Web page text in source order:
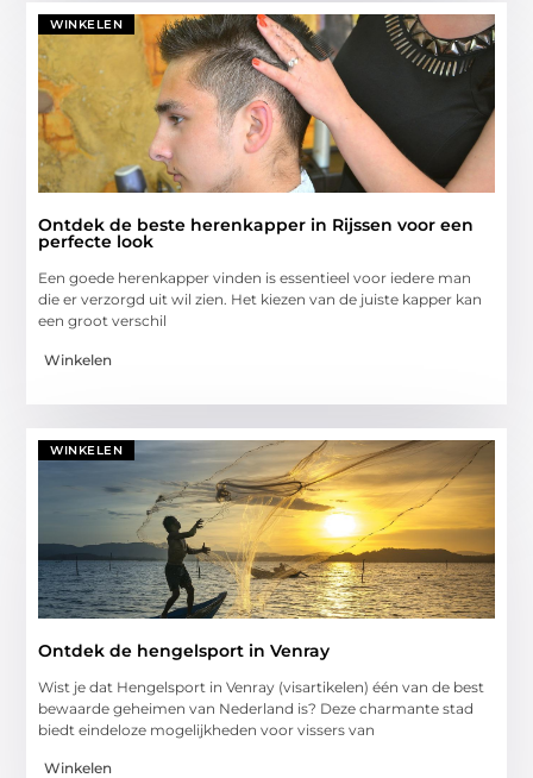
WINKELEN
Ontdek de beste herenkapper in Rijssen voor een
perfecte look
Een goede herenkapper vinden is essentieel voor iedere man
die er verzorgd uit wil zien. Het kiezen van de juiste kapper kan
een groot verschil
Winkelen
WINKELEN
Ontdek de hengelsport in Venray
Wist je dat Hengelsport in Venray (visartikelen) één van de best
bewaarde geheimen van Nederland is? Deze charmante stad
biedt eindeloze mogelijkheden voor vissers van
Winkelen